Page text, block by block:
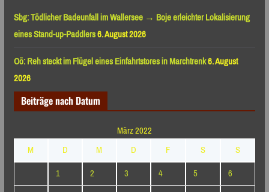
Sbg: Tödlicher Badeunfall im Wallersee → Boje erleichter Lokalisierung
eines Stand-up-Paddlers6. August 2026
Oö: Reh steckt im Flügel eines Einfahrtstores in Marchtrenk6. August
2026
Beiträge nach Datum
März 2022
M
D M D F S
S
1
2 3 4 5
6